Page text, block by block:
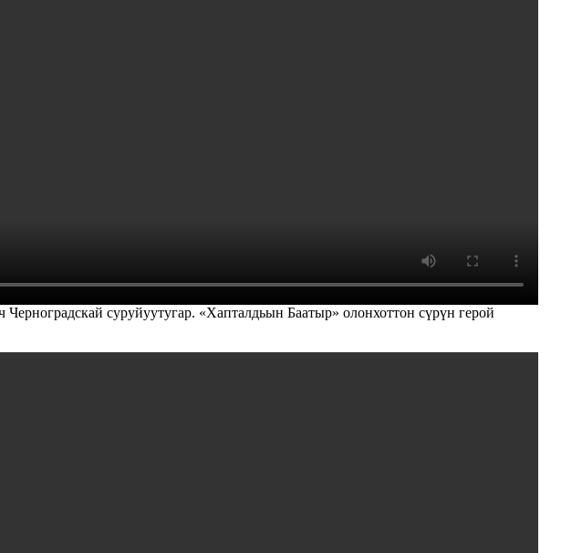
суруйуутугар. «Хапталдьын Баатыр» олонхоттон сүрүн герой